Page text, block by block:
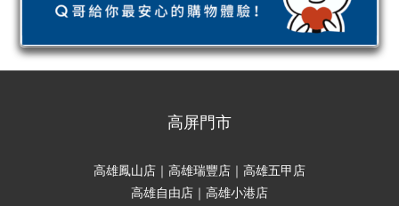
高屏門市
高雄鳳山店｜高雄瑞豐店｜高雄五甲店
高雄自由店｜高雄小港店